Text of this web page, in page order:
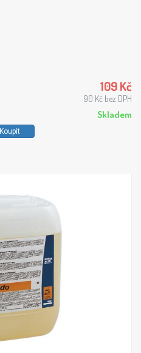
109 Kč
90 Kč bez DPH
Skladem
Koupit